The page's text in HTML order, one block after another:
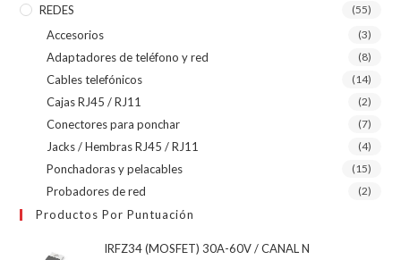
REDES (55)
Accesorios (3)
Adaptadores de teléfono y red (8)
Cables telefónicos (14)
Cajas RJ45 / RJ11 (2)
Conectores para ponchar (7)
Jacks / Hembras RJ45 / RJ11 (4)
Ponchadoras y pelacables (15)
Probadores de red (2)
Productos Por Puntuación
IRFZ34 (MOSFET) 30A-60V / CANAL N